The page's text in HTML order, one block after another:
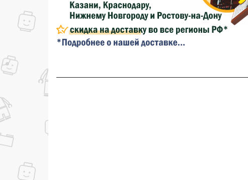
(фото сборки) до 10%
на нашем сайте
100₽